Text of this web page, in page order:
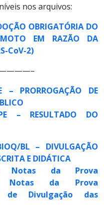
nos arquivos:
OBRIGATÓRIA DO
EM RAZÃO DA
CoV-2)
– PRORROGAÇÃO DE
– RESULTADO DO
BL – DIVULGAÇÃO
E DIDÁTICA
Notas da Prova
Notas da Prova
de Divulgação das